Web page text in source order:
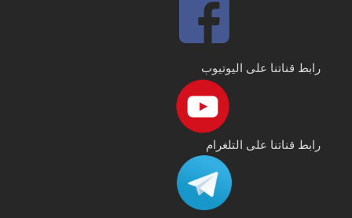
رابط قناتنا على اليوتيوب
رابط قناتنا على التلغرام